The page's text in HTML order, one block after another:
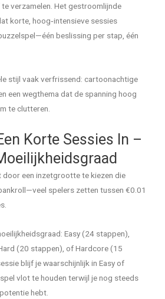
verzamelen. Het gestroomlijnde
korte, hoog‑intensieve sessies
beslissing per stap, één
stijl vaak verfrissend: cartoonachtige
een wegthema dat de spanning hoog
te clutteren.
Korte Sessies In –
door een inzetgrootte te kiezen die
spelers zetten tussen €0.01
Easy (24 stappen),
(20 stappen), of Hardcore (15
blijf je waarschijnlijk in Easy of
vlot te houden terwijl je nog steeds
hebt.